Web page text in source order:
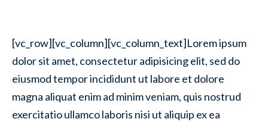
[vc_row][vc_column][vc_column_text]Lorem ipsum
dolor sit amet, consectetur adipisicing elit, sed do
eiusmod tempor incididunt ut labore et dolore
magna aliquat enim ad minim veniam, quis nostrud
exercitatio ullamco laboris nisi ut aliquip ex ea